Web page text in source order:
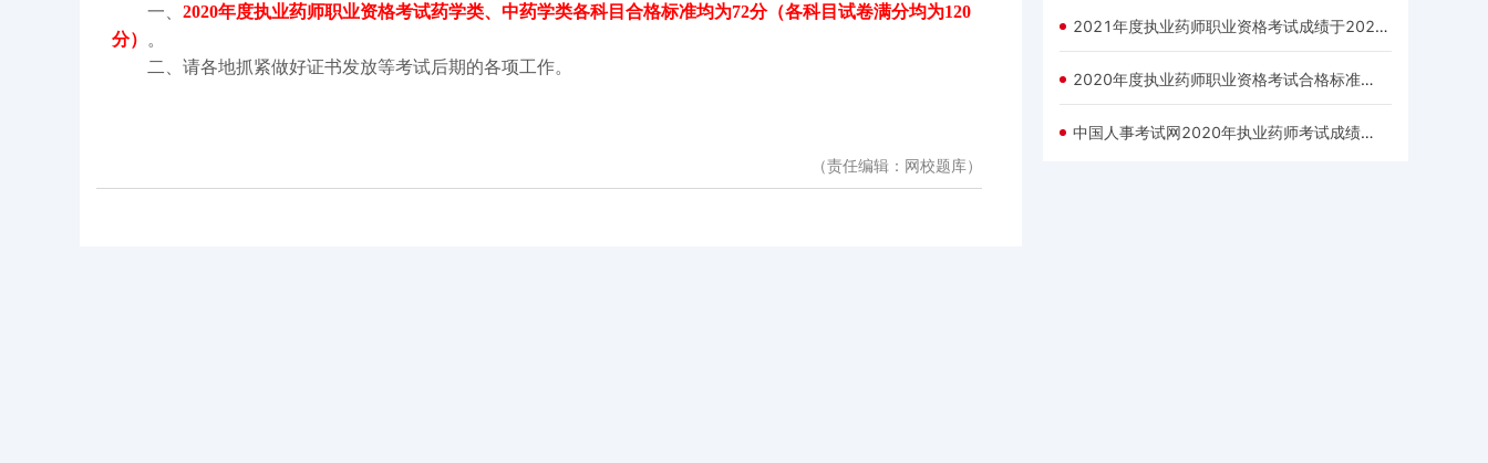
一、 2020年度执业药师职业资格考试药学类、中药学类各科目合格标准均为72分（各科目试卷满分均为120
分）
。
二、请各地抓紧做好证书发放等考试后期的各项工作。
（责任编辑：网校题库）
2021年度执业药师职业资格考试成绩于2021年12月24日发布
2020年度执业药师职业资格考试合格标准已经公布：72分
中国人事考试网2020年执业药师考试成绩查询入口12月25日开通